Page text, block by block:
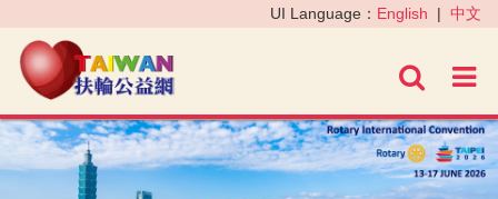
進階
UI Language： English | 中文
‹ ›